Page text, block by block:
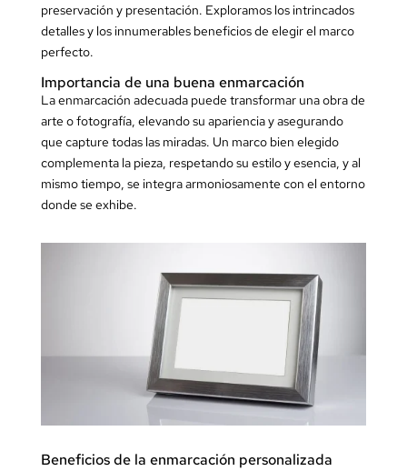
preservación y presentación. Exploramos los intrincados
detalles y los innumerables beneficios de elegir el marco
perfecto.
Importancia de una buena enmarcación
La enmarcación adecuada puede transformar una obra de
arte o fotografía, elevando su apariencia y asegurando
que capture todas las miradas. Un marco bien elegido
complementa la pieza, respetando su estilo y esencia, y al
mismo tiempo, se integra armoniosamente con el entorno
donde se exhibe.
Beneficios de la enmarcación personalizada